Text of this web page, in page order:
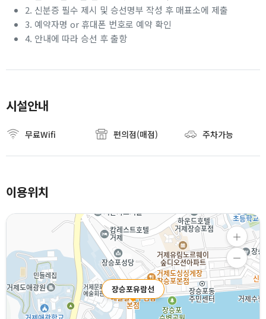
2. 신분증 필수 제시 및 승선명부 작성 후 매표소에 제출
3. 예약자명 or 휴대폰 번호로 예약 확인
4. 안내에 따라 승선 후 출항
시설안내
무료Wifi 편의점(매점) 주차가능
이용위치
장승포유람선